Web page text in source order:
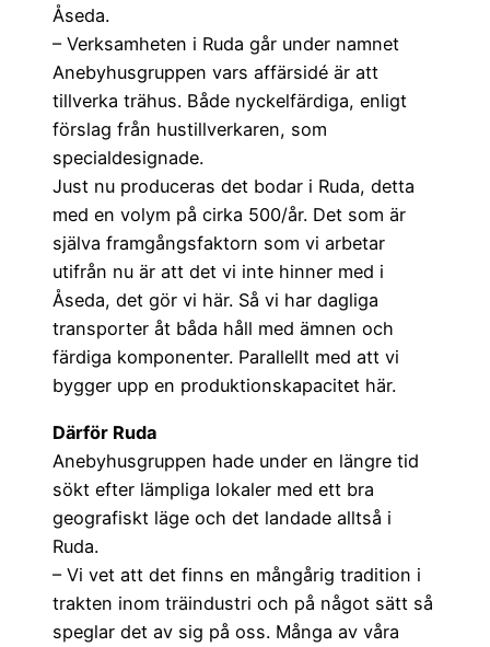
Åseda.
– Verksamheten i Ruda går under namnet
Anebyhusgruppen vars affärsidé är att
tillverka trähus. Både nyckelfärdiga, enligt
förslag från hustillverkaren, som
specialdesignade.
Just nu produceras det bodar i Ruda, detta
med en volym på cirka 500/år. Det som är
själva framgångsfaktorn som vi arbetar
utifrån nu är att det vi inte hinner med i
Åseda, det gör vi här. Så vi har dagliga
transporter åt båda håll med ämnen och
färdiga komponenter. Parallellt med att vi
bygger upp en produktionskapacitet här.
Därför Ruda
Anebyhusgruppen hade under en längre tid
sökt efter lämpliga lokaler med ett bra
geografiskt läge och det landade alltså i
Ruda.
– Vi vet att det finns en mångårig tradition i
trakten inom träindustri och på något sätt så
speglar det av sig på oss. Många av våra